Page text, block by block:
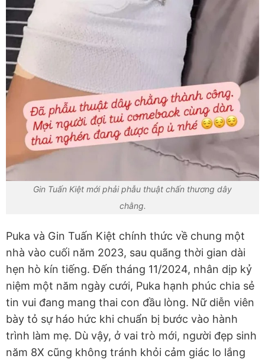
Gin Tuấn Kiệt mới phải phẫu thuật chấn thương dây
chằng.
Puka và Gin Tuấn Kiệt chính thức về chung một
nhà vào cuối năm 2023, sau quãng thời gian dài
hẹn hò kín tiếng. Đến tháng 11/2024, nhân dịp kỷ
niệm một năm ngày cưới, Puka hạnh phúc chia sẻ
tin vui đang mang thai con đầu lòng. Nữ diễn viên
bày tỏ sự háo hức khi chuẩn bị bước vào hành
trình làm mẹ. Dù vậy, ở vai trò mới, người đẹp sinh
năm 8X cũng không tránh khỏi cảm giác lo lắng